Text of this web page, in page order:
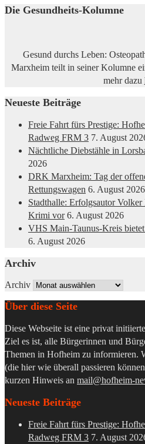
Die Gesundheits-Kolumne
Gesund durchs Leben:
Marxheim teilt in seiner Kolumne
mehr dazu
Neueste Beiträge
Freie Fahrt fürs Prestige:
Radweg FRM 3 7. August
Nächtliche Diebstähle in
2026
DRK Marxheim: Tag der
Rettungswagen 6. August 2026
Stadthalle: Erfolgsautor
Krimi vor 6. August 2026
VHS Main-Taunus-Kreis
6. August 2026
Archiv
Archiv
Über diese Seite
Diese Webseite ist eine privat
Ziel es ist, alle Bürgerinnen und
Themen in Hofheim zu informieren.
(die hier wie überall passieren
kurzen Hinweis an mail@hofheim-
Neueste Beiträge
Freie Fahrt fürs Prestige:
Radweg FRM 3 7. August